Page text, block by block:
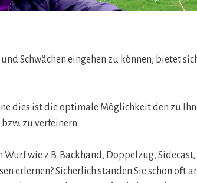
Schwächen eingehen zu können, bietet
dies ist die optimale Möglichkeit den zu
zu verfeinern.
wie z.B. Backhand, Doppelzug,
erlernen? Sicherlich standen Sie schon oft